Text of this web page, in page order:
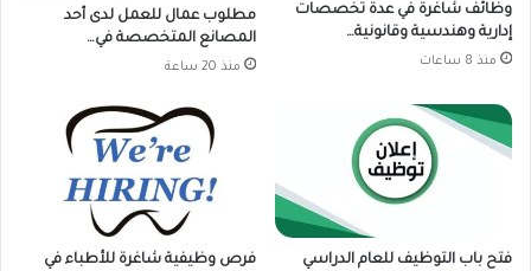
وظائف شاغرة في عدة تخصصات
إدارية وهندسية وقانونية…
منذ 8 ساعات
مطلوب عمال للعمل لدى أحد
المصانع المتخصصة في…
منذ 20 ساعة
فتح باب التوظيف للعام الدراسي
فرص وظيفية شاغرة للأطباء في